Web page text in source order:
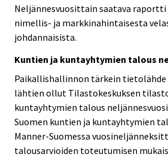
Neljännesvuosittain saatava
nimellis- ja markkinahintaisesta
johdannaisista.
Kuntien ja kuntayhtymien talous
Paikallishallinnon tärkein tietolähde
lähtien ollut Tilastokeskuksen
kuntayhtymien talous
Suomen kuntien ja kuntayhtymien
Manner-Suomessa
talousarvioiden toteutumisen